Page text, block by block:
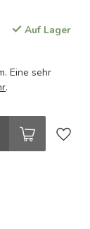
Auf Lager
Eine sehr
.